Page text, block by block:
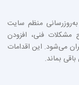
منظم سایت
مشکلات فنی، افزودن
می‌شود. این اقدامات
بماند.